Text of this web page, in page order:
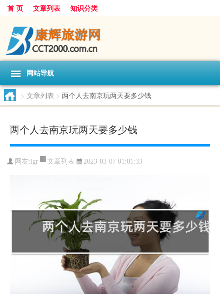
首 页 文章列表 知识分类
网站导航
> 文章列表 > 两个人去南京玩两天要多少钱
两个人去南京玩两天要多少钱
网友: lgr 文章列表 2023-03-07 01:01:33